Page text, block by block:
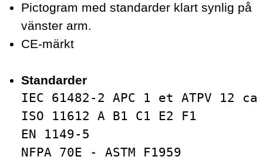
Pictogram med standarder klart synlig på
vänster arm.
CE-märkt
Standarder
IEC 61482-2 APC 1 et ATPV 12
ISO 11612 A B1 C1 E2 F1
EN 1149-5
NFPA 70E - ASTM F1959